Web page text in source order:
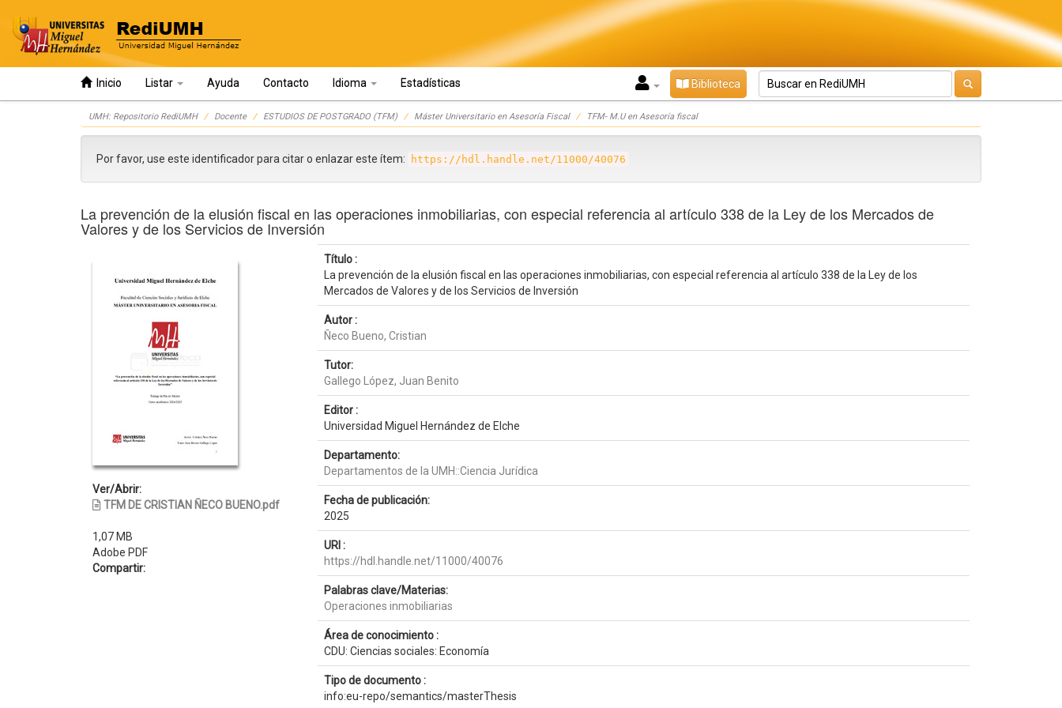
Inicio Listar Ayuda Contacto Idioma Estadísticas Biblioteca
UMH: Repositorio RediUMH Docente ESTUDIOS DE POSTGRADO (TFM) Máster Universitario en Asesoría Fiscal TFM- M.U en Asesoría fiscal
Por favor, use este identificador para citar o enlazar este ítem: https://hdl.handle.net/11000/40076
La prevención de la elusión fiscal en las operaciones inmobiliarias, con especial referencia al artículo 338 de la Ley de los Mercados de
Valores y de los Servicios de Inversión
Ver/Abrir:
TFM DE CRISTIAN ÑECO BUENO.pdf
1,07 MB
Adobe PDF
Compartir:
Título :
La prevención de la elusión fiscal en las operaciones inmobiliarias, con especial referencia al artículo 338 de la Ley de los
Mercados de Valores y de los Servicios de Inversión
Autor :
Ñeco Bueno, Cristian
Tutor:
Gallego López, Juan Benito
Editor :
Universidad Miguel Hernández de Elche
Departamento:
Departamentos de la UMH::Ciencia Jurídica
Fecha de publicación:
2025
URI :
https://hdl.handle.net/11000/40076
Palabras clave/Materias:
Operaciones inmobiliarias
Área de conocimiento :
CDU: Ciencias sociales: Economía
Tipo de documento :
info:eu-repo/semantics/masterThesis